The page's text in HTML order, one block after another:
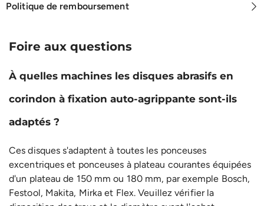
Politique de remboursement
Foire aux questions
À quelles machines les disques abrasifs en
corindon à fixation auto-agrippante sont-ils
adaptés ?
Ces disques s'adaptent à toutes les ponceuses
excentriques et ponceuses à plateau courantes équipées
d'un plateau de 150 mm ou 180 mm, par exemple Bosch,
Festool, Makita, Mirka et Flex. Veuillez vérifier la